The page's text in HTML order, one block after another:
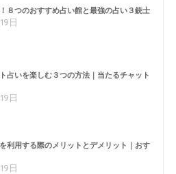
８つのおすすめ占い館と最強の占い３銃士
日
占いを楽しむ３つの方法｜当たるチャット
日
利用する際のメリットとデメリット｜おす
日